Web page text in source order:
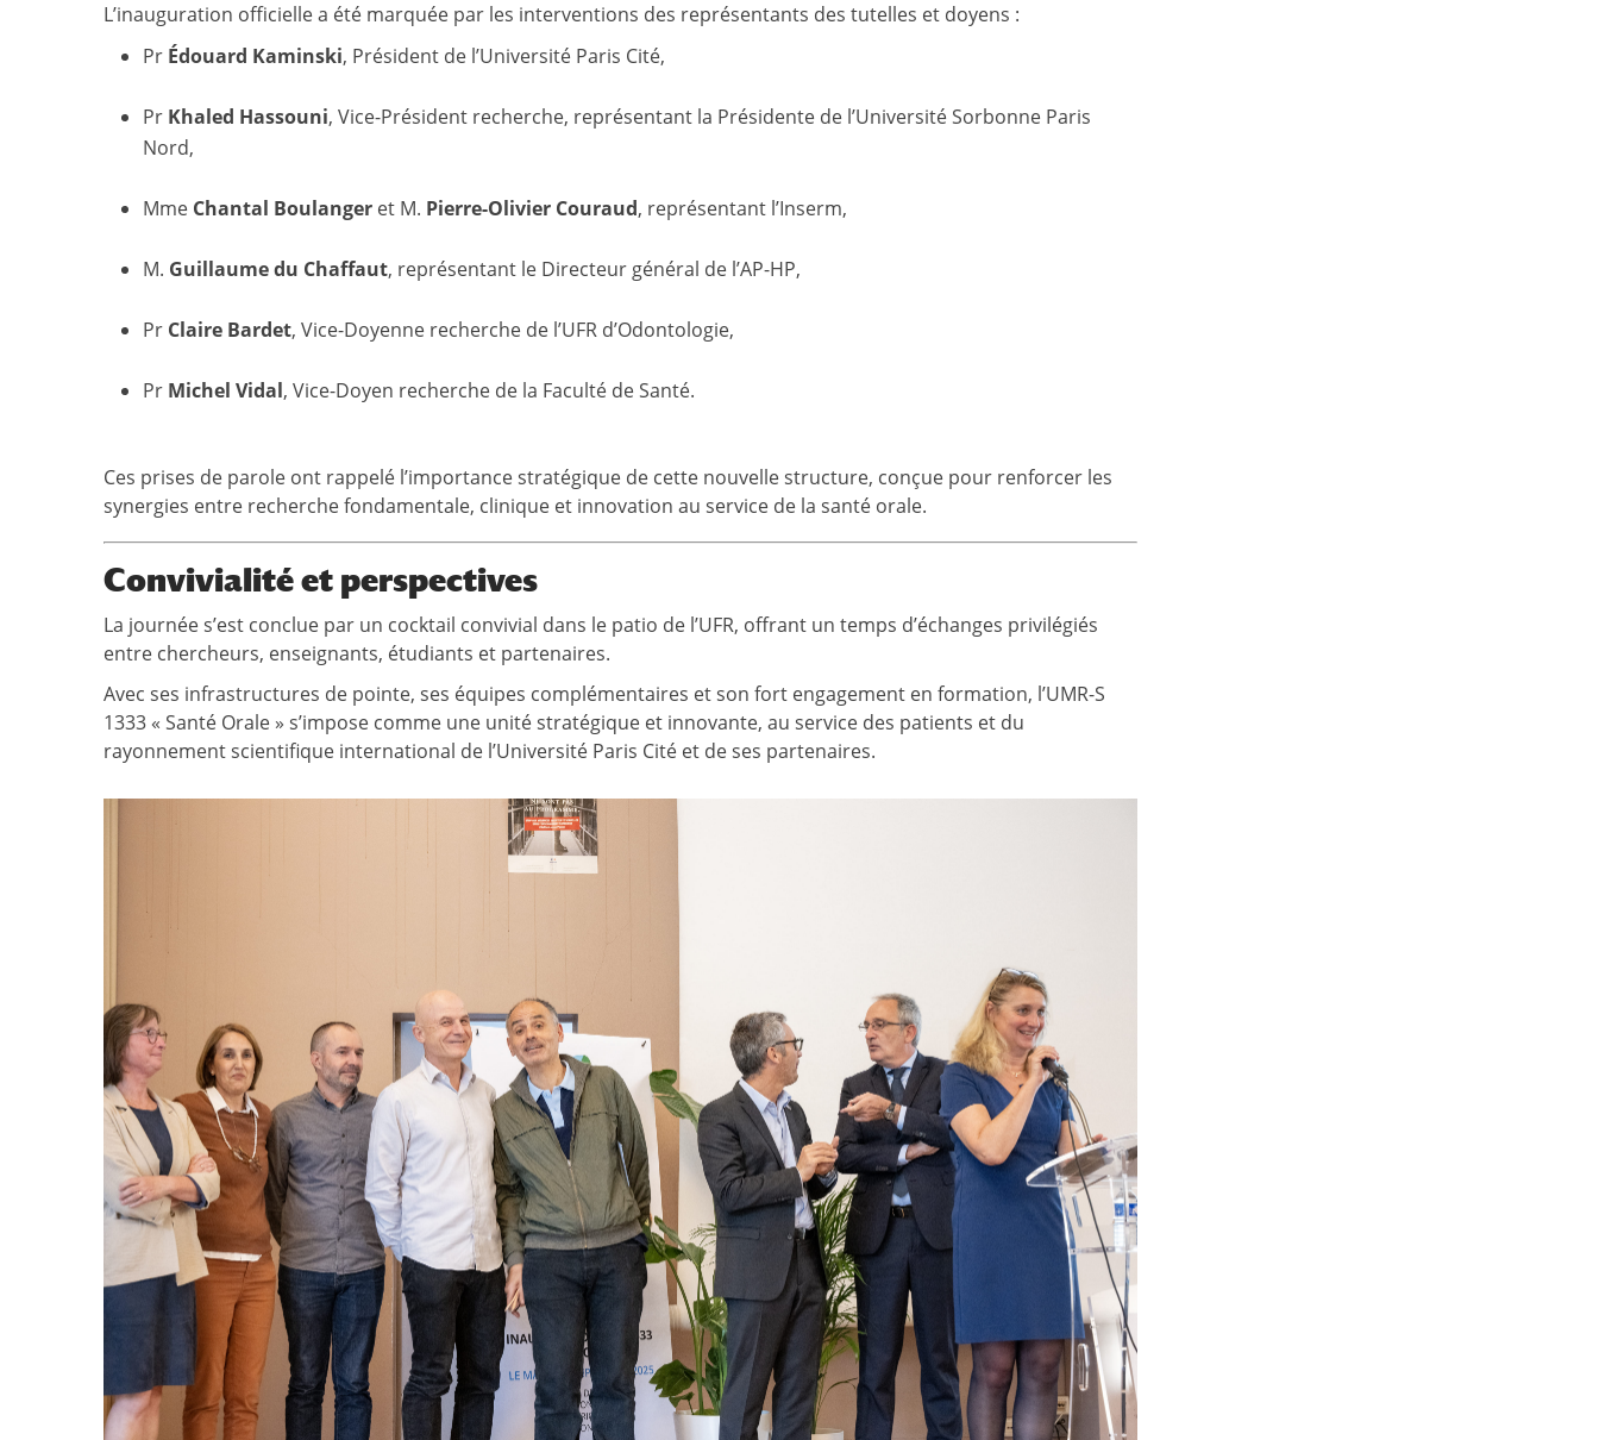
L’inauguration officielle a été marquée par les interventions des représentants des tutelles et doyens :
Pr Édouard Kaminski, Président de l’Université Paris Cité,
Pr Khaled Hassouni, Vice-Président recherche, représentant la Présidente de l’Université Sorbonne Paris
Nord,
Mme Chantal Boulanger et M. Pierre-Olivier Couraud, représentant l’Inserm,
M. Guillaume du Chaffaut, représentant le Directeur général de l’AP-HP,
Pr Claire Bardet, Vice-Doyenne recherche de l’UFR d’Odontologie,
Pr Michel Vidal, Vice-Doyen recherche de la Faculté de Santé.
Ces prises de parole ont rappelé l’importance stratégique de cette nouvelle structure, conçue pour renforcer les
synergies entre recherche fondamentale, clinique et innovation au service de la santé orale.
Convivialité et perspectives
La journée s’est conclue par un cocktail convivial dans le patio de l’UFR, offrant un temps d’échanges privilégiés
entre chercheurs, enseignants, étudiants et partenaires.
Avec ses infrastructures de pointe, ses équipes complémentaires et son fort engagement en formation, l’UMR-S
1333 « Santé Orale » s’impose comme une unité stratégique et innovante, au service des patients et du
rayonnement scientifique international de l’Université Paris Cité et de ses partenaires.